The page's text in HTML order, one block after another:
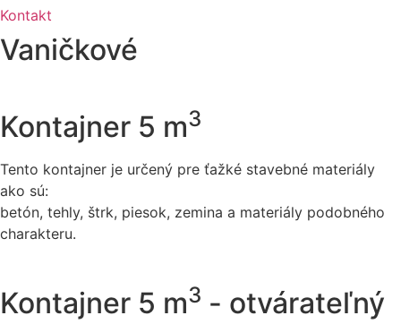
Kontakt
Vaničkové
Kontajner 5 m3
Tento kontajner je určený pre ťažké stavebné materiály
ako sú:
betón, tehly, štrk, piesok, zemina a materiály podobného
charakteru.
Kontajner 5 m3 - otvárateľný